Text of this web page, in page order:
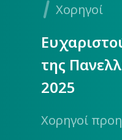
Χορηγοί
της
2025
Χορηγοί